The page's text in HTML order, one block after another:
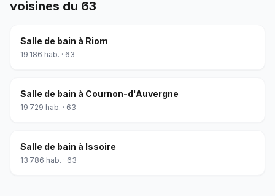
voisines du 63
Salle de bain à Riom
19 186 hab. · 63
Salle de bain à Cournon-d'Auvergne
19 729 hab. · 63
Salle de bain à Issoire
13 786 hab. · 63